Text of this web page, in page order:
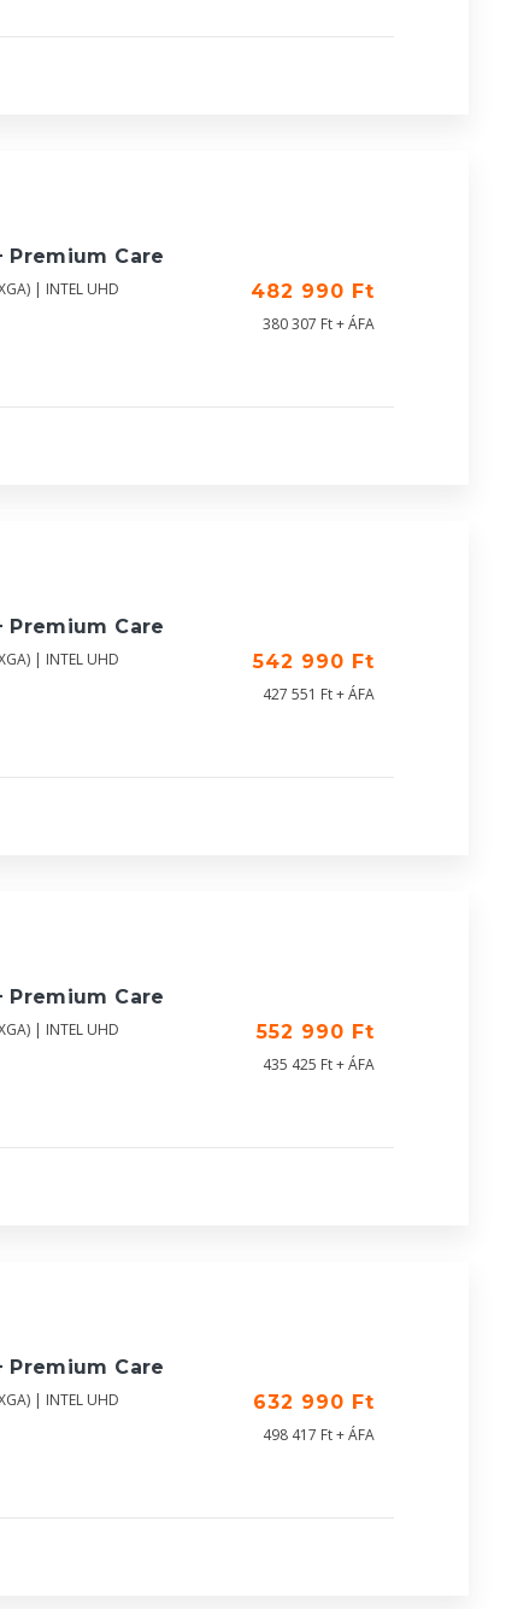
Premium Care
| INTEL UHD
482 990 Ft
380 307 Ft + ÁFA
Premium Care
| INTEL UHD
542 990 Ft
427 551 Ft + ÁFA
Premium Care
| INTEL UHD
552 990 Ft
435 425 Ft + ÁFA
Premium Care
| INTEL UHD
632 990 Ft
498 417 Ft + ÁFA